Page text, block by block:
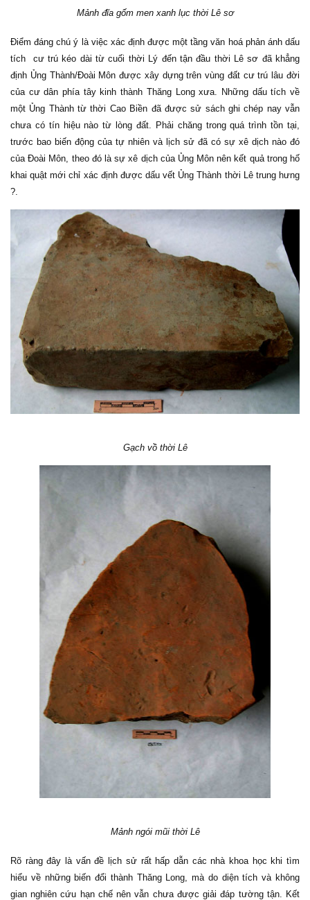
Mảnh đĩa gốm men xanh lục thời Lê sơ
Điểm đáng chú ý là việc xác định được một tầng văn hoá phản ánh dấu
tích cư trú kéo dài từ cuối thời Lý đến tận đầu thời Lê sơ đã khẳng
định Ủng Thành/Đoài Môn được xây dựng trên vùng đất cư trú lâu đời
của cư dân phía tây kinh thành Thăng Long xưa. Những dấu tích về
một Ủng Thành từ thời Cao Biền đã được sử sách ghi chép nay vẫn
chưa có tín hiệu nào từ lòng đất. Phải chăng trong quá trình tồn tại,
trước bao biến động của tự nhiên và lịch sử đã có sự xê dịch nào đó
của Đoài Môn, theo đó là sự xê dịch của Ủng Môn nên kết quả trong hố
khai quật mới chỉ xác định được dấu vết Ủng Thành thời Lê trung hưng
?.
Gạch vồ thời Lê
Mảnh ngói mũi thời Lê
Rõ ràng đây là vấn đề lịch sử rất hấp dẫn các nhà khoa học khi tìm
hiểu về những biến đổi thành Thăng Long, mà do diện tích và không
gian nghiên cứu hạn chế nên vẫn chưa được giải đáp tường tận. Kết